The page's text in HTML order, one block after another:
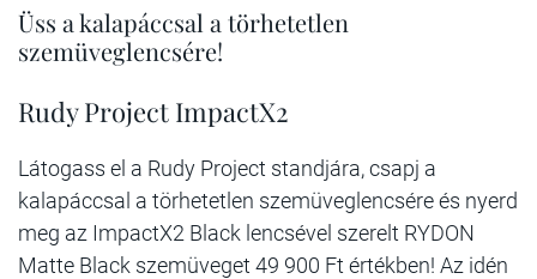
Üss a kalapáccsal a törhetetlen
szemüveglencsére!
Rudy Project ImpactX2
Látogass el a Rudy Project standjára, csapj a
kalapáccsal a törhetetlen szemüveglencsére és nyerd
meg az ImpactX2 Black lencsével szerelt RYDON
Matte Black szemüveget 49 900 Ft értékben! Az idén